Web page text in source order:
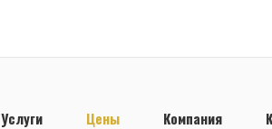
Услуги Цены Компания